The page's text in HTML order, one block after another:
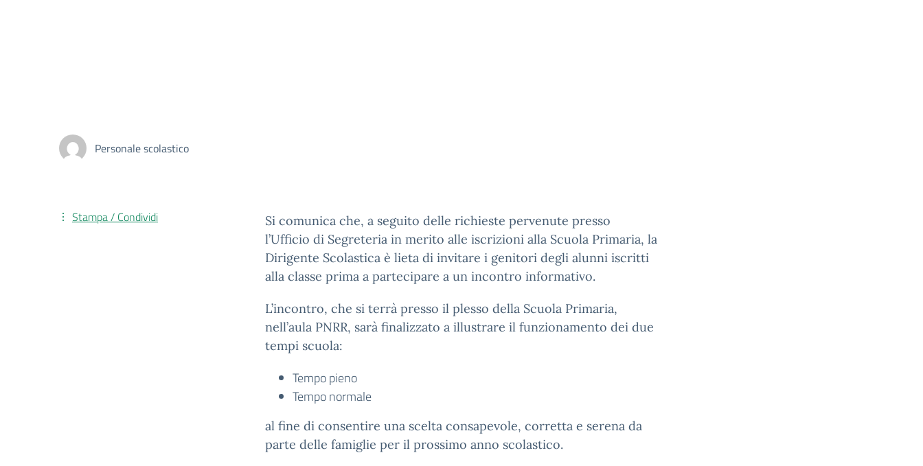
Personale scolastico
Si comunica che, a seguito delle richieste pervenute presso
l’Ufficio di Segreteria in merito alle iscrizioni alla Scuola Primaria, la
Dirigente Scolastica è lieta di invitare i genitori degli alunni iscritti
alla classe prima a partecipare a un incontro informativo.
L’incontro, che si terrà presso il plesso della Scuola Primaria,
nell’aula PNRR, sarà finalizzato a illustrare il funzionamento dei due
tempi scuola:
Tempo pieno
Tempo normale
al fine di consentire una scelta consapevole, corretta e serena da
parte delle famiglie per il prossimo anno scolastico.
Stampa / Condividi